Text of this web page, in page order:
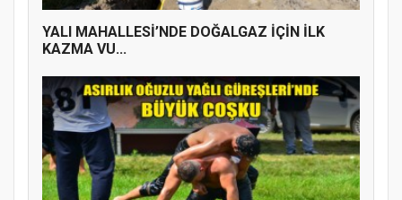
YALI MAHALLESİ’NDE DOĞALGAZ İÇİN İLK
KAZMA VU...